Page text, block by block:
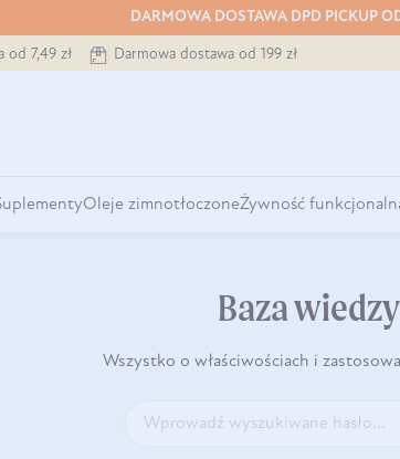
DARMOWA DOSTAWA DPD PICKUP
od 7,49 zł Darmowa dostawa od 199 zł
Oleje zimnotłoczoneŻywność
Baza
Wszystko o właściwościach i